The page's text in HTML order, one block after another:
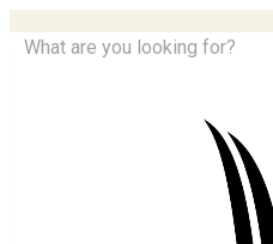
What are you looking for?